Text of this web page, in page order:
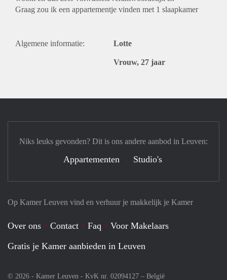
Graag zou ik een appartementje vinden met 1 slaapkamer
Algemene informatie: Lotte
Vrouw, 27 jaar
Op Kamer Leuven vind en verhuur je makkelijk je Kamer
Over ons Contact Faq
Voor Makelaars
Gratis je Kamer aanbieden in Leuven
© 2026 - Kamer Leuven - KvK nr. 02094127 – België
Niks leuks gevonden? Dit is ons andere aanbod in Leuven:
Appartementen Studio's